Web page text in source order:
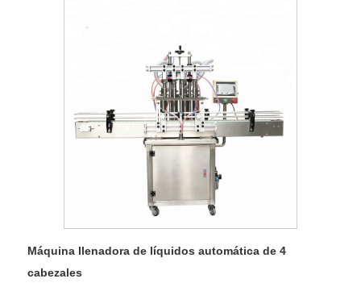
Máquina llenadora de líquidos automática de 4
cabezales